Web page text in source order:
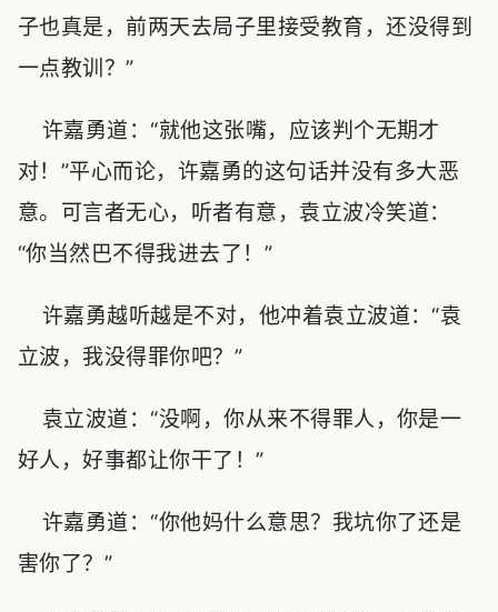
子也真是，前两天去局子里接受教育，还没得到
一点教训？”
许嘉勇道：“就他这张嘴，应该判个无期才
对！”平心而论，许嘉勇的这句话并没有多大恶
意。可言者无心，听者有意，袁立波冷笑道：
“你当然巴不得我进去了！”
许嘉勇越听越是不对，他冲着袁立波道：“袁
立波，我没得罪你吧？”
袁立波道：“没啊，你从来不得罪人，你是一
好人，好事都让你干了！”
许嘉勇道：“你他妈什么意思？我坑你了还是
害你了？”